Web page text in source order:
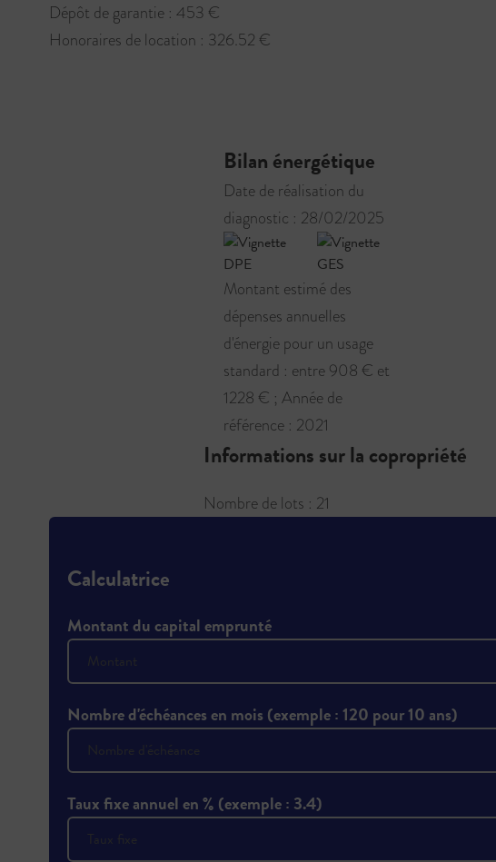
Dépôt de garantie : 453 €
Honoraires de location : 326.52 €
Bilan énergétique
Date de réalisation du
diagnostic : 28/02/2025
Montant estimé des
dépenses annuelles
d'énergie pour un usage
standard : entre 908 € et
1228 € ; Année de
référence : 2021
Informations sur la copropriété
Nombre de lots : 21
Calculatrice
Montant du capital emprunté
Nombre d'échéances en mois (exemple : 120 pour 10 ans)
Taux fixe annuel en % (exemple : 3.4)